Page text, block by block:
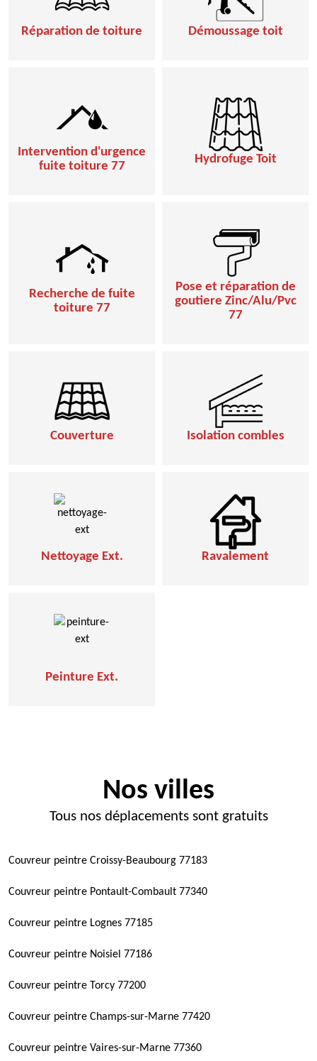
Réparation de toiture Démoussage toit
Intervention d'urgence
fuite toiture 77
Hydrofuge Toit
Recherche de fuite
toiture 77
Pose et réparation de
goutiere Zinc/Alu/Pvc
77
Couverture Isolation combles
Nettoyage Ext. Ravalement
Peinture Ext.
Nos villes
Tous nos déplacements sont gratuits
Couvreur peintre Croissy-Beaubourg 77183
Couvreur peintre Pontault-Combault 77340
Couvreur peintre Lognes 77185
Couvreur peintre Noisiel 77186
Couvreur peintre Torcy 77200
Couvreur peintre Champs-sur-Marne 77420
Couvreur peintre Vaires-sur-Marne 77360